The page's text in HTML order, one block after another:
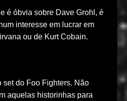
é óbvia sobre Dave Grohl, é
interesse em lucrar em
ou de Kurt Cobain.
set do Foo Fighters. Não
aquelas historinhas para